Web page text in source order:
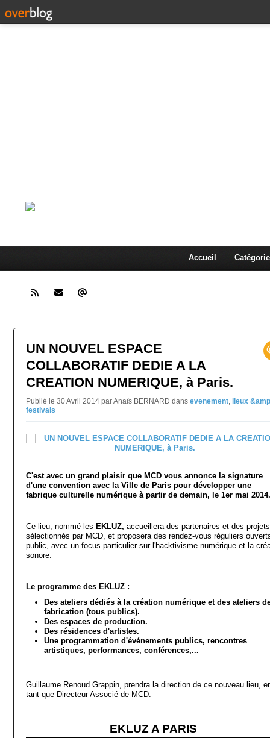
Accueil
UN NOUVEL ESPACE
COLLABORATIF DEDIE A LA
CREATION NUMERIQUE, à Paris.
Publié le 30 Avril 2014 par Anaïs BERNARD dans evenement, lieux
festivals
C'est avec un grand plaisir que MCD vous annonce la signature
d'une convention avec la Ville de Paris pour développer une
fabrique culturelle numérique à partir de demain, le 1er mai 2014.
Ce lieu, nommé les EKLUZ, accueillera des partenaires et des
sélectionnés par MCD, et proposera des rendez-vous réguliers
public, avec un focus particulier sur l'hacktivisme numérique et la
sonore.
Le programme des EKLUZ :
Des ateliers dédiés à la création numérique et des ateliers
fabrication (tous publics).
Des espaces de production.
Des résidences d'artistes.
Une programmation d'événements publics, rencontres
artistiques, performances, conférences,...
Guillaume Renoud Grappin, prendra la direction de ce nouveau lieu,
tant que Directeur Associé de MCD.
EKLUZ A PARIS